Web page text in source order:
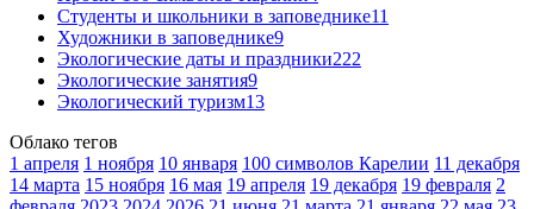
Студенты и школьники в заповеднике11
Художники в заповеднике9
Экологические даты и праздники222
Экологические занятия9
Экологический туризм13
Облако тегов
1 апреля 1 ноября 10 января 100 символов Карелии 11 декабря
14 марта 15 ноября 16 мая 19 апреля 19 декабря 19 февраля 2